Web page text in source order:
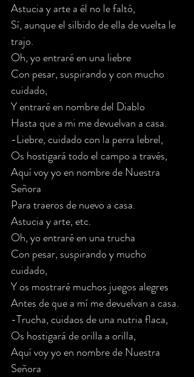
Astucia y arte a él no le faltó,
Sí, aunque el silbido de ella de vuelta le
trajo.
Oh, yo entraré en una liebre
Con pesar, suspirando y con mucho
cuidado,
Y entraré en nombre del Diablo
Hasta que a mi me devuelvan a casa.
-Liebre, cuidado con la perra lebrel,
Os hostigará todo el campo a través,
Aquí voy yo en nombre de Nuestra
Señora
Para traeros de nuevo a casa.
Astucia y arte, etc.
Oh, yo entraré en una trucha
Con pesar, suspirando y mucho
cuidado,
Y os mostraré muchos juegos alegres
Antes de que a mí me devuelvan a casa.
-Trucha, cuidaos de una nutria flaca,
Os hostigará de orilla a orilla,
Aquí voy yo en nombre de Nuestra
Señora